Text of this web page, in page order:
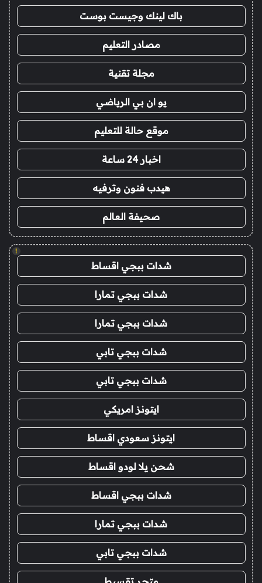
باك لينك وجيست بوست
مصادر التعليم
مجلة تقنية
يو ان بي الرياضي
موقع حالة للتعليم
اخبار 24 ساعة
هيدب فنون وترفيه
صحيفة العالم
!
شدات ببجي اقساط
شدات ببجي تمارا
شدات ببجي تمارا
شدات ببجي تابي
شدات ببجي تابي
ايتونز امريكي
ايتونز سعودي اقساط
شحن يلا لودو اقساط
شدات ببجي اقساط
شدات ببجي تمارا
شدات ببجي تابي